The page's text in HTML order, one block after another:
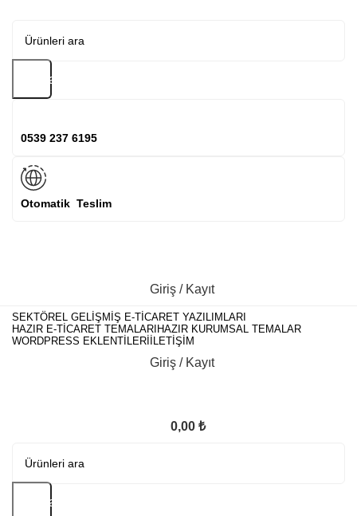
Arama
0539 237 6195
Otomatik Teslim
Giriş / Kayıt
SEKTÖREL GELIŞMIŞ E-TICARET YAZILIMLARI
HAZIR E-TICARET TEMALARI HAZIR KURUMSAL TEMALAR
WORDPRESS EKLENTILERI
İLETIŞIM
Giriş / Kayıt
0,00 ₺
Arama